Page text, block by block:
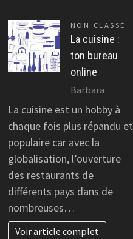
NON CLASSÉ
La cuisine :
ton bureau
online
Barbara
La cuisine est un hobby à
chaque fois plus répandu et
populaire car avec la
globalisation, l’ouverture
des restaurants de
différents pays dans de
nombreuses…
Voir article complet